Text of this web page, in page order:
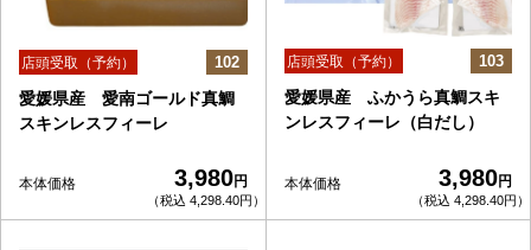
店頭受取（予約） 102
愛媛県産 愛南ゴールド真鯛
スキンレスフィーレ
本体価格 3,980円
（税込 4,298.40円）
店頭受取（予約） 103
愛媛県産 ふかうら真鯛スキ
ンレスフィーレ（白だし）
本体価格 3,980円
（税込 4,298.40円）